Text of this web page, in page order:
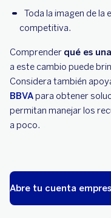
Toda la imagen de la
competitiva.
Comprender qué es
a este cambio puede
Considera también
BBVApara obtener
permitan manejar los
a poco.
Abre tu cuenta